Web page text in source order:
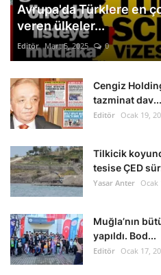
Avrupa'da Türklere en
veren ülkeler...
Editör Mart 5, 2025 0
Cengiz
tazminat dav...
Editör Ocak 19,
Tilkicik
tesise ÇED
Yasar Anter Ocak
Muğla’nın
yapıldı. Bod...
Editör Ocak 17,